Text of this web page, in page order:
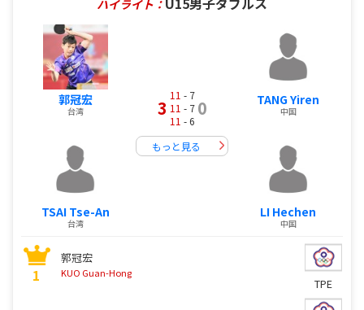
ハイライト：
郭冠宏
台湾
TSAI Tse-An
台湾
3
11 - 7
11 - 7
11 - 6
0
もっと見る
TANG Yiren
中国
LI Hechen
中国
1
郭冠宏
KUO Guan-Hong
TPE